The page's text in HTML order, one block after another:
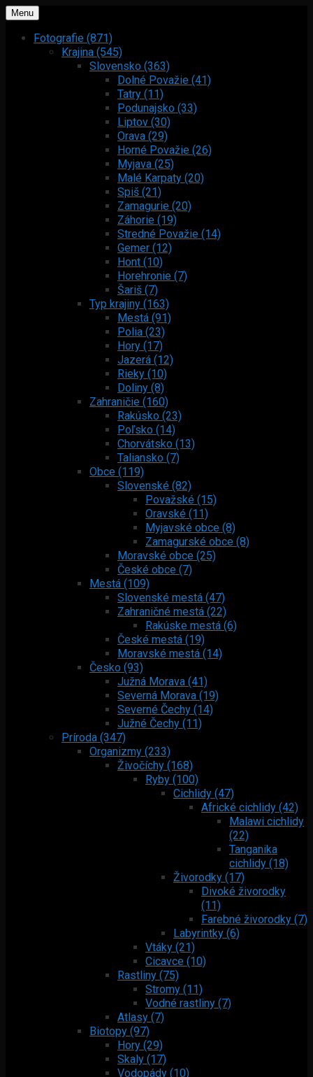
Menu
Fotografie (871)
Krajina (545)
Slovensko (363)
Dolné Považie (41)
Tatry (11)
Podunajsko (33)
Liptov (30)
Orava (29)
Horné Považie (26)
Myjava (25)
Malé Karpaty (20)
Spiš (21)
Zamagurie (20)
Záhorie (19)
Stredné Považie (14)
Gemer (12)
Hont (10)
Horehronie (7)
Šariš (7)
Typ krajiny (163)
Mestá (91)
Polia (23)
Hory (17)
Jazerá (12)
Rieky (10)
Doliny (8)
Zahraničie (160)
Rakúsko (23)
Poľsko (14)
Chorvátsko (13)
Taliansko (7)
Obce (119)
Slovenské (82)
Považské (15)
Oravské (11)
Myjavské obce (8)
Zamagurské obce (8)
Moravské obce (25)
České obce (7)
Mestá (109)
Slovenské mestá (47)
Zahraničné mestá (22)
Rakúske mestá (6)
České mestá (19)
Moravské mestá (14)
Česko (93)
Južná Morava (41)
Severná Morava (19)
Severné Čechy (14)
Južné Čechy (11)
Príroda (347)
Organizmy (233)
Živočíchy (168)
Ryby (100)
Cichlidy (47)
Africké cichlidy (42)
Malawi cichlidy
(22)
Tanganika
cichlidy (18)
Živorodky (17)
Divoké živorodky
(11)
Farebné živorodky (7)
Labyrintky (6)
Vtáky (21)
Cicavce (10)
Rastliny (75)
Stromy (11)
Vodné rastliny (7)
Atlasy (7)
Biotopy (97)
Hory (29)
Skaly (17)
Vodopády (10)